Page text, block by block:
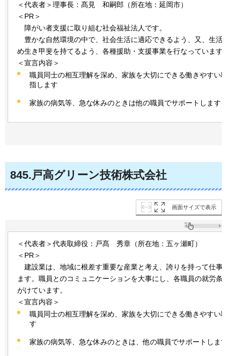
＜代表者＞理事長：髙見 和嗣郎（所在地：延岡市）
＜PR＞
障がい者支援に取り組む社会福祉法人です。
豊かな自然環境の中で、社会生活に適応できるよう、又、生活
め生き甲斐を持てるよう、各種援助・支援事業を行なっています
＜宣言内容＞
職員同士の相互理解を深め、家族を大切にできる働きやすい
指します
家族の病気等、急な休みのときは他の職員でサポートします
845.戸高グリーン技術株式会社
画面サイズで表示
＜代表者＞代表取締役：戸髙 秀章（所在地：五ヶ瀬町）
＜PR＞
建設業は、地域に根差す重要な産業と考え、誇りを持って仕事
ます。職員とのコミュニケーションを大事にし、各職員の就労条
がけています。
＜宣言内容＞
職員同士の相互理解を深め、家族を大切にできる働きやすい
す
家族の病気等、急な休みのときは、他の職員でサポートしま